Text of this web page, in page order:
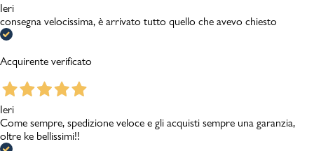
Ieri
consegna velocissima, è arrivato tutto quello che avevo chiesto
Acquirente verificato
Ieri
Come sempre, spedizione veloce e gli acquisti sempre una garanzia,
oltre ke bellissimi!!